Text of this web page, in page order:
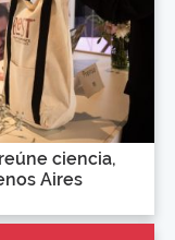
ciencia,
Aires